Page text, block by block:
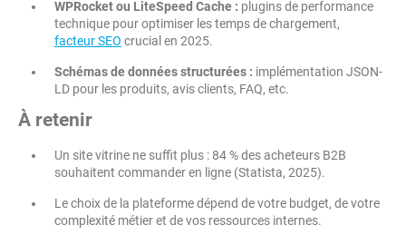
WPRocket ou LiteSpeed Cache : plugins de performance
technique pour optimiser les temps de chargement,
facteur SEO crucial en 2025.
Schémas de données structurées : implémentation JSON-
LD pour les produits, avis clients, FAQ, etc.
À retenir
Un site vitrine ne suffit plus : 84 % des acheteurs B2B
souhaitent commander en ligne (Statista, 2025).
Le choix de la plateforme dépend de votre budget, de votre
complexité métier et de vos ressources internes.